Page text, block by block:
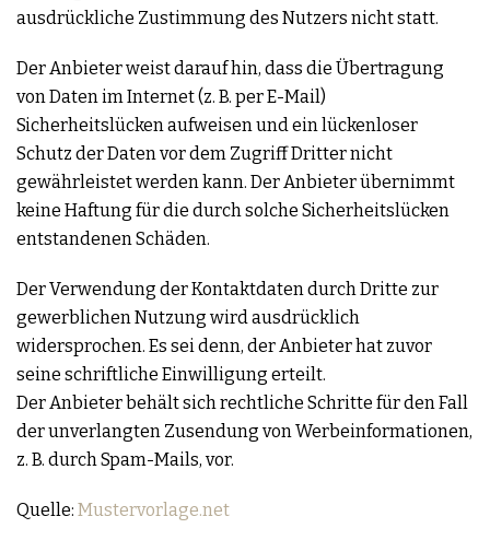
ausdrückliche Zustimmung des Nutzers nicht statt.
Der Anbieter weist darauf hin, dass die Übertragung
von Daten im Internet (z. B. per E-Mail)
Sicherheitslücken aufweisen und ein lückenloser
Schutz der Daten vor dem Zugriff Dritter nicht
gewährleistet werden kann. Der Anbieter übernimmt
keine Haftung für die durch solche Sicherheitslücken
entstandenen Schäden.
Der Verwendung der Kontaktdaten durch Dritte zur
gewerblichen Nutzung wird ausdrücklich
widersprochen. Es sei denn, der Anbieter hat zuvor
seine schriftliche Einwilligung erteilt.
Der Anbieter behält sich rechtliche Schritte für den Fall
der unverlangten Zusendung von Werbeinformationen,
z. B. durch Spam-Mails, vor.
Quelle: Mustervorlage.net